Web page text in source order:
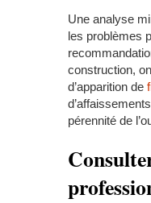
Une analyse
les problèmes
construction,
d’apparition de
pérennité de